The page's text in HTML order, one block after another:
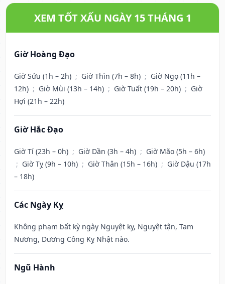
XEM TỐT XẤU NGÀY 15 THÁNG 1
Giờ Hoàng Đạo
Giờ Sửu (1h – 2h) ; Giờ Thìn (7h – 8h) ; Giờ Ngọ (11h –
12h) ; Giờ Mùi (13h – 14h) ; Giờ Tuất (19h – 20h) ; Giờ
Hợi (21h – 22h)
Giờ Hắc Đạo
Giờ Tí (23h – 0h) ; Giờ Dần (3h – 4h) ; Giờ Mão (5h – 6h)
; Giờ Tỵ (9h – 10h) ; Giờ Thân (15h – 16h) ; Giờ Dậu (17h
– 18h)
Các Ngày Kỵ
Không phạm bất kỳ ngày Nguyệt kỵ, Nguyệt tận, Tam
Nương, Dương Công Kỵ Nhật nào.
Ngũ Hành